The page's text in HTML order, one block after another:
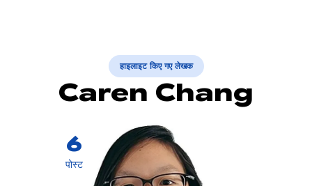
हाइलाइट किए गए लेखक
Caren Chang
6
पोस्ट